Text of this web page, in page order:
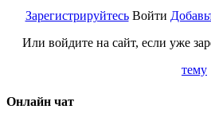
Зарегистрируйтесь
Или войдите на сайт, если уже
Войти
тему
Онлайн чат